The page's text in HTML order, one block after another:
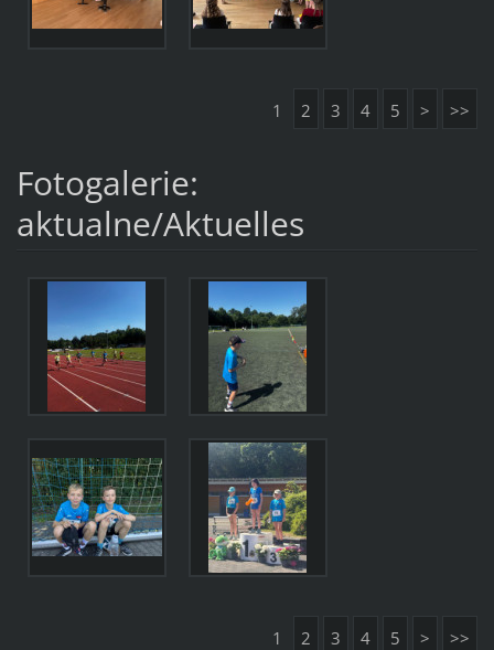
1 2 3 4 5 > >>
Fotogalerie:
aktualne/Aktuelles
1 2 3 4 5 > >>